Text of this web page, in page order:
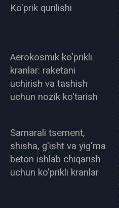
Ko'prik qurilishi
Aerokosmik ko'prikli
kranlar: raketani
uchirish va tashish
uchun nozik ko'tarish
Samarali tsement,
shisha, g'isht va yig'ma
beton ishlab chiqarish
uchun ko'prikli kranlar